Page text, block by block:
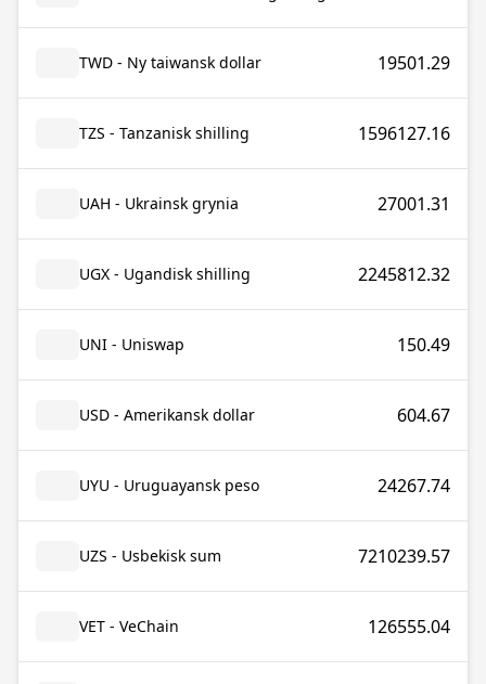
TWD - Ny taiwansk dollar 19501.29
TZS - Tanzanisk shilling 1596127.16
UAH - Ukrainsk grynia 27001.31
UGX - Ugandisk shilling 2245812.32
UNI - Uniswap 150.49
USD - Amerikansk dollar 604.67
UYU - Uruguayansk peso 24267.74
UZS - Usbekisk sum 7210239.57
VET - VeChain 126555.04